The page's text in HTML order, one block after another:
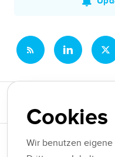
News-Themen
Cookies
Wir benutzen